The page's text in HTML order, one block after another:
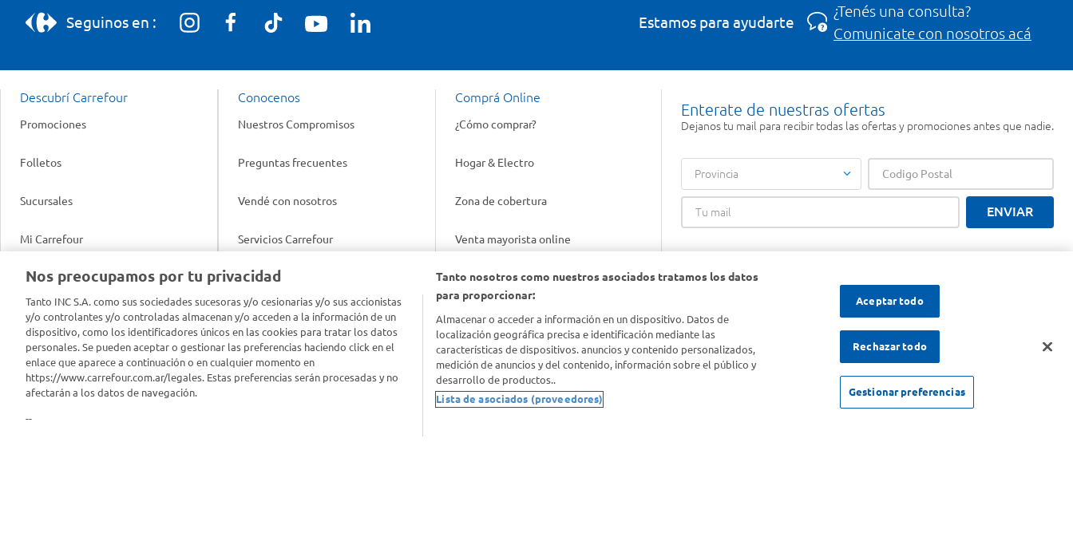
Seguinos en : Estamos para ayudarte
¿Tenés una consulta?
Comunicate con nosotros acá
Descubrí Carrefour
Promociones
Folletos
Sucursales
Mi Carrefour
Productos Carrefour
Tarjeta Mi Carrefour
Panel Carrefour
Puntos Verdes
Conocenos
Nuestros Compromisos
Preguntas frecuentes
Vendé con nosotros
Servicios Carrefour
Info útil
Tasas de interés
Contacto
Comprá Online
¿Cómo comprar?
Hogar & Electro
Zona de cobertura
Venta mayorista online
Gift cards empresariales
Enterate de nuestras ofertas
Dejanos tu mail para recibir todas las ofertas y promociones antes que nadie.
Provincia
ENVIAR
Nos preocupamos por tu privacidad
Tanto INC S.A. como sus sociedades sucesoras y/o cesionarias y/o sus accionistas
y/o controlantes y/o controladas almacenan y/o acceden a la información de un
dispositivo, como los identificadores únicos en las cookies para tratar los datos
personales. Se pueden aceptar o gestionar las preferencias haciendo click en el
enlace que aparece a continuación o en cualquier momento en
https://www.carrefour.com.ar/legales. Estas preferencias serán procesadas y no
afectarán a los datos de navegación.
--
Tanto nosotros como nuestros asociados tratamos los datos
para proporcionar:
Almacenar o acceder a información en un dispositivo. Datos de
localización geográfica precisa e identificación mediante las
características de dispositivos. anuncios y contenido personalizados,
medición de anuncios y del contenido, información sobre el público y
desarrollo de productos..
Lista de asociados (proveedores)
Aceptar todo
Rechazar todo
Gestionar preferencias